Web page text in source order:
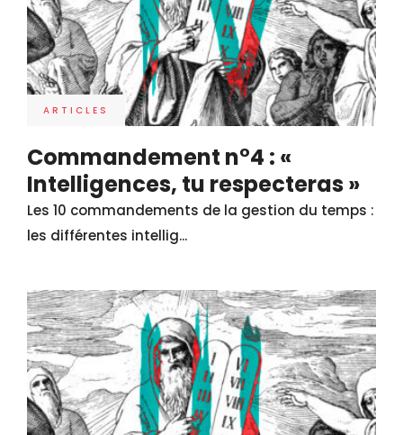
ARTICLES
Commandement n°4 : «
Intelligences, tu respecteras »
Les 10 commandements de la gestion du temps :
les différentes intellig...